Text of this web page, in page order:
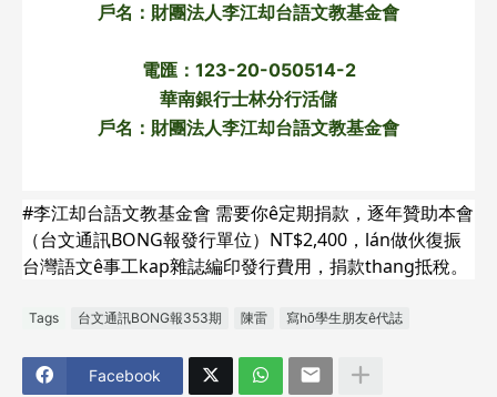
戶名：財團法人李江却台語文教基金會
電匯：123-20-050514-2
華南銀行士林分行活儲
戶名：財團法人李江却台語文教基金會
#李江却台語文教基金會 需要你ê定期捐款，逐年贊助本會
（台文通訊BONG報發行單位）NT$2,400，lán做伙復振
台灣語文ê事工kap雜誌編印發行費用，捐款thang抵稅。
Tags 台文通訊BONG報353期 陳雷 寫hō͘學生朋友ê代誌
Facebook